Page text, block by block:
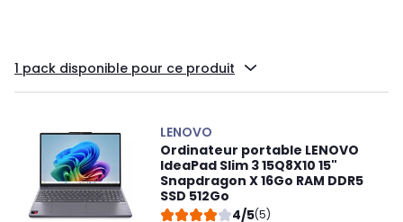
1 pack disponible pour ce produit
LENOVO
Ordinateur portable LENOVO
IdeaPad Slim 3 15Q8X10 15"
Snapdragon X 16Go RAM DDR5
SSD 512Go
4/5(5)